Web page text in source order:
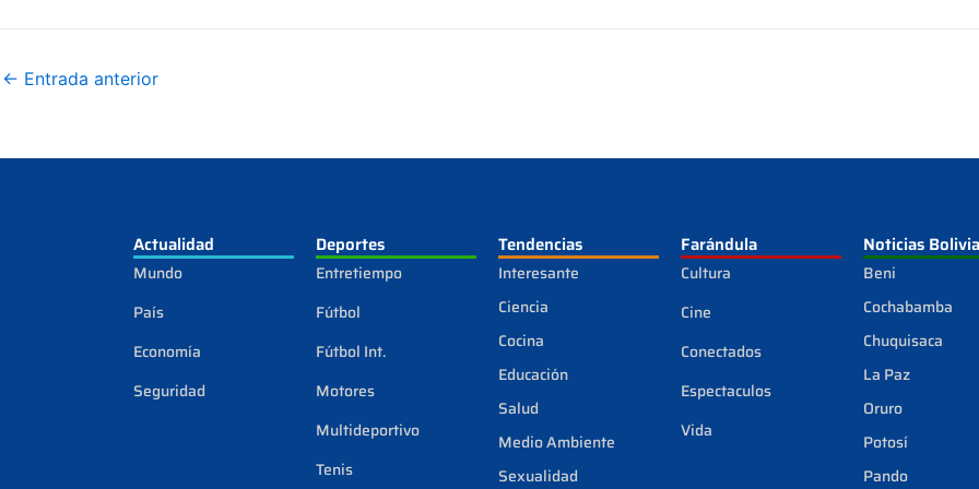
← Entrada anterior
Actualidad
Mundo
País
Economía
Seguridad
Deportes
Entretiempo
Fútbol
Fútbol Int.
Motores
Multideportivo
Tenis
Tendencias
Interesante
Ciencia
Cocina
Educación
Salud
Medio Ambiente
Sexualidad
Farándula
Cultura
Cine
Conectados
Espectaculos
Vida
Noticias Bolivia
Beni
Cochabamba
Chuquisaca
La Paz
Oruro
Potosí
Pando